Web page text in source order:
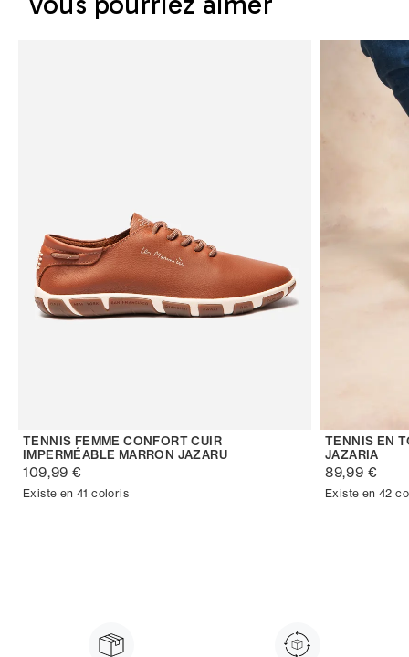
TENNIS FEMME CONFORT CUIR
IMPERMÉABLE MARRON JAZARU
109,99 €
Existe en 41 coloris
TENNIS EN
JAZARIA
89,99 €
Existe en 42